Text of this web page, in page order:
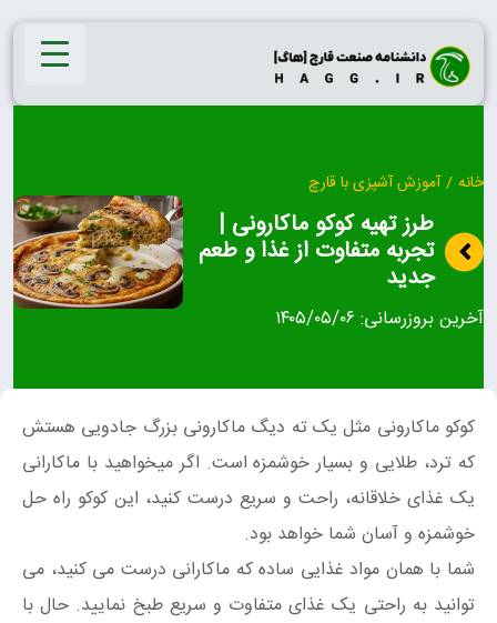
Skip
content
خانه / آموزش آشپزی با قارچ
طرز تهیه کوکو ماکارونی |
تجربه متفاوت از غذا و طعم
جدید
آخرین بروزرسانی: ۱۴۰۵/۰۵/۰۶
کوکو ماکارونی مثل یک ته‌ دیگ ماکارونی بزرگ جادویی هستش
که ترد، طلایی و بسیار خوشمزه است. اگر میخواهید با ماکارانی
یک غذای خلاقانه، راحت و سریع درست کنید، این کوکو راه حل
خوشمزه و آسان شما خواهد بود.
شما با همان مواد غذایی ساده که ماکارانی درست می کنید، می
توانید به راحتی یک غذای متفاوت و سریع طبخ نمایید. حال با